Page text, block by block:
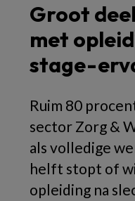
Groot
met
stage-
Ruim 80
sector Zorg &
als volledige
helft stopt of
opleiding na